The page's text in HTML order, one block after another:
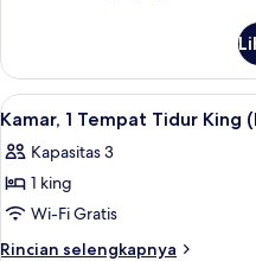
Tidur
King
Suite
Premium,
1
Tidur
King
Lihat
semua
foto
untuk
Kamar,
1
6
Kamar, 1 Tempat Tidur King
Kapasitas 3
1 king
Wi-Fi Gratis
Rincian selengkapnya
Rincian